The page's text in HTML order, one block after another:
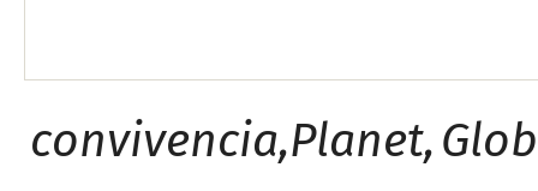
convivencia,Planet,